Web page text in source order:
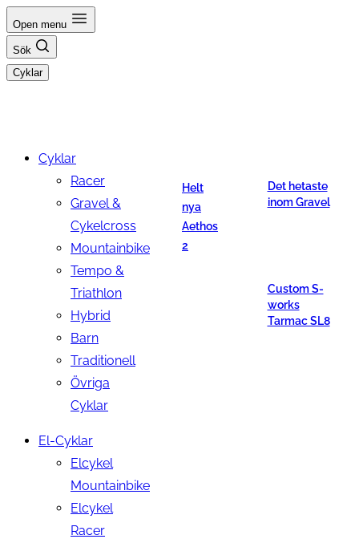
Hoppa
till
innehåll
Open menu
Sök
Cyklar
Cyklar
Racer
Gravel &
Cykelcross
Mountainbike
Tempo &
Triathlon
Hybrid
Barn
Traditionell
Övriga
Cyklar
El-Cyklar
Elcykel
Mountainbike
Elcykel
Racer
Helt
nya
Aethos
2
Det hetaste
inom Gravel
Custom S-
works
Tarmac SL8